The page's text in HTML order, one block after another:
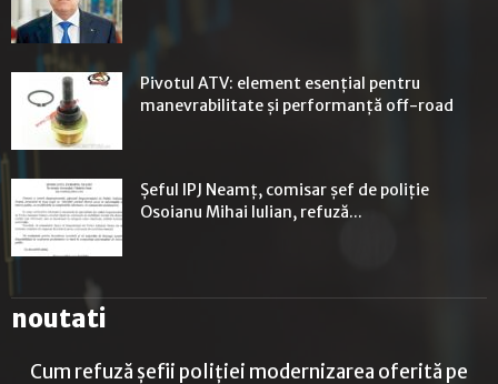
Pivotul ATV: element esențial pentru
manevrabilitate și performanță off-road
Șeful IPJ Neamț, comisar șef de poliție
Osoianu Mihai Iulian, refuză...
noutati
Cum refuză șefii poliției modernizarea oferită pe